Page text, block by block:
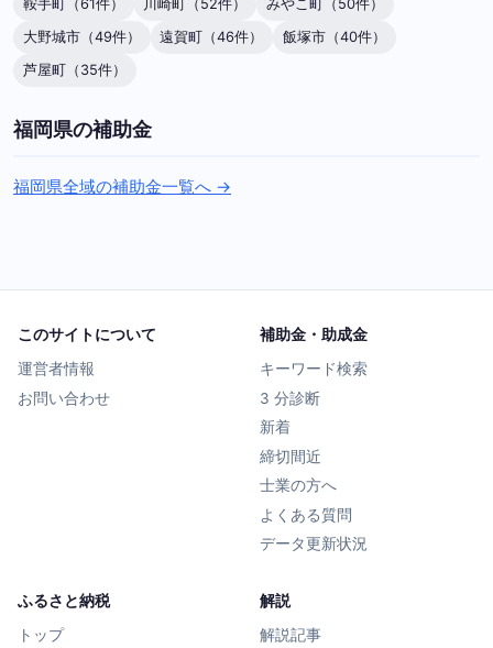
鞍手町（61件）
川崎町（52件）
みやこ町（50件）
大野城市（49件）
遠賀町（46件）
飯塚市（40件）
芦屋町（35件）
福岡県の補助金
福岡県全域の補助金一覧へ →
このサイトについて
運営者情報
お問い合わせ
補助金・助成金
キーワード検索
3 分診断
新着
締切間近
士業の方へ
よくある質問
データ更新状況
ふるさと納税
トップ
解説
解説記事